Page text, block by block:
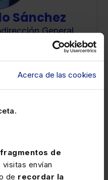
Acerca de las cookies
de
envían
de recordar la
Sánchez
General
Auditoría del